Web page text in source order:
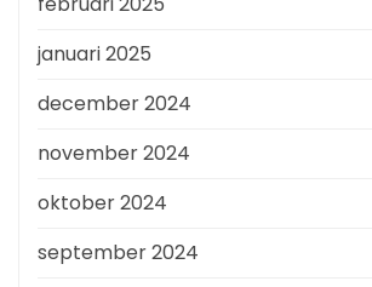
januari 2025
december 2024
november 2024
oktober 2024
september 2024